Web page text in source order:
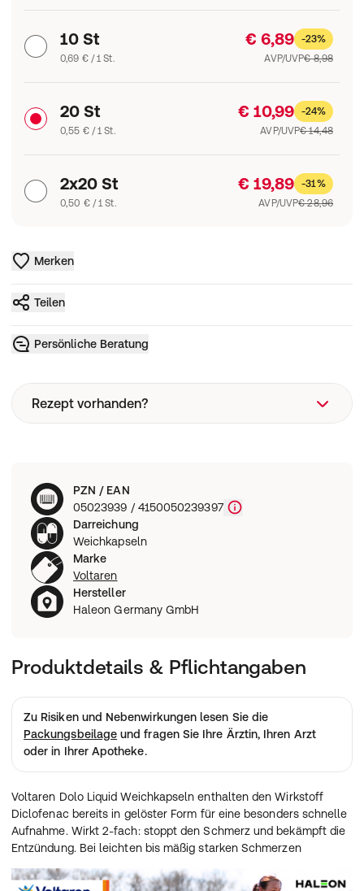
10 St
0,69 € / 1 St.
€ 6,89
-23%
AVP/UVP€ 8,98
20 St
0,55 € / 1 St.
€ 10,99
-24%
AVP/UVP€ 14,48
2x20 St
0,50 € / 1 St.
€ 19,89
-31%
AVP/UVP€ 28,96
Merken
Teilen
Persönliche Beratung
Rezept vorhanden?
Wie funktioniert eine Rezeptbestellung?
PZN / EAN
05023939 / 4150050239397
Darreichung
Weichkapseln
Marke
Voltaren
Hersteller
Haleon Germany GmbH
Produktdetails & Pflichtangaben
Zu Risiken und Nebenwirkungen lesen Sie die
Packungsbeilage und fragen Sie Ihre Ärztin, Ihren Arzt
oder in Ihrer Apotheke.
Voltaren Dolo Liquid Weichkapseln enthalten den Wirkstoff
Diclofenac bereits in gelöster Form für eine besonders schnelle
Aufnahme. Wirkt 2-fach: stoppt den Schmerz und bekämpft die
Entzündung. Bei leichten bis mäßig starken Schmerzen